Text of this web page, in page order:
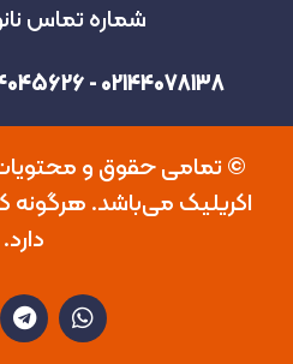
شماره تماس
02144078138 - 02144045626 - 09125177901
©️ تمامی حقوق و
اکریلیک می‌باشد. هرگونه
دارد.
W
h
a
T
e
l